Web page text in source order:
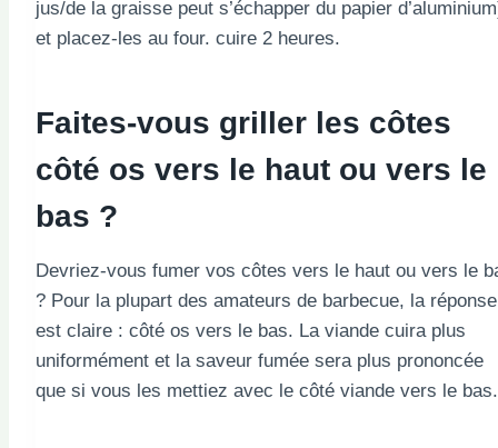
jus/de la graisse peut s’échapper du papier
et placez-les au four. cuire 2 heures.
Faites-vous griller les côtes
côté os vers le haut ou vers le
bas ?
Devriez-vous fumer vos côtes vers le haut ou vers le
? Pour la plupart des amateurs de barbecue, la réponse
est claire : côté os vers le bas. La viande cuira plus
uniformément et la saveur fumée sera plus prononcée
que si vous les mettiez avec le côté viande vers le bas.